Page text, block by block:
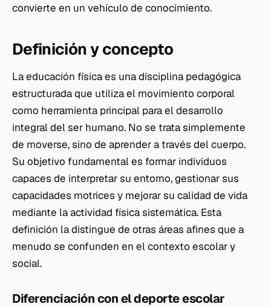
convierte en un vehículo de conocimiento.
Definición y concepto
La educación física es una disciplina pedagógica
estructurada que utiliza el movimiento corporal
como herramienta principal para el desarrollo
integral del ser humano. No se trata simplemente
de moverse, sino de aprender a través del cuerpo.
Su objetivo fundamental es formar individuos
capaces de interpretar su entorno, gestionar sus
capacidades motrices y mejorar su calidad de vida
mediante la actividad física sistemática. Esta
definición la distingue de otras áreas afines que a
menudo se confunden en el contexto escolar y
social.
Diferenciación con el deporte escolar